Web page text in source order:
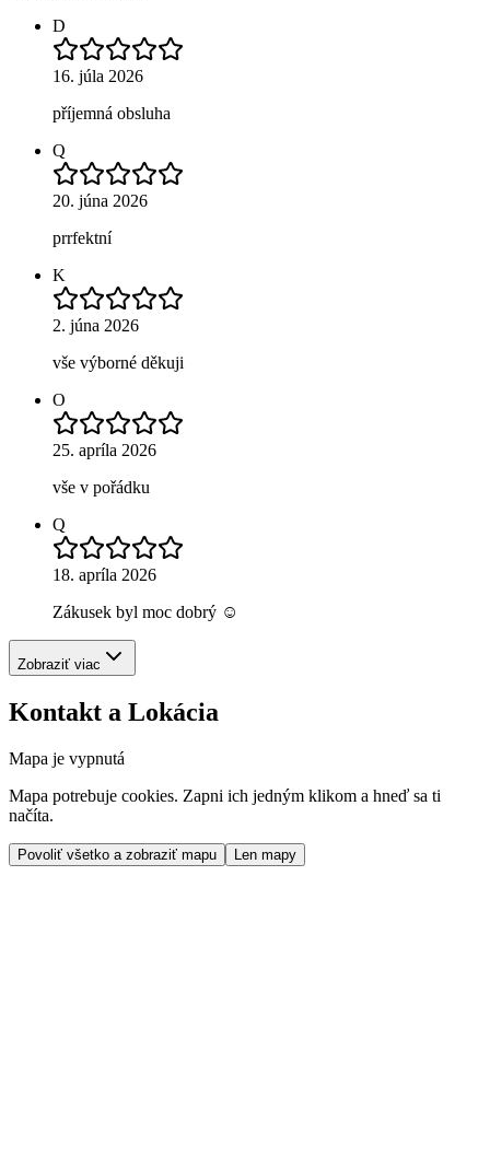
D
16. júla 2026
příjemná obsluha
Q
20. júna 2026
prrfektní
K
2. júna 2026
vše výborné děkuji
O
25. apríla 2026
vše v pořádku
Q
18. apríla 2026
Zákusek byl moc dobrý ☺️
Zobraziť viac
Kontakt a Lokácia
Mapa je vypnutá
Mapa potrebuje cookies. Zapni ich jedným klikom a hneď sa ti
načíta.
Povoliť všetko a zobraziť mapu Len mapy